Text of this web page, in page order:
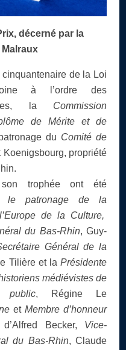
décerné par la
cinquantenaire de la Loi
à l’ordre des
la Commission
de Mérite et de
du Comité de
propriété
trophée ont été
le patronage de la
de la Culture,
du Bas-Rhin, Guy-
Général de la
Tilière et laPrésidente
médiévistes de
public, Régine Le
etMembre d’honneur
Becker, Vice-
du Bas-Rhin, Claude